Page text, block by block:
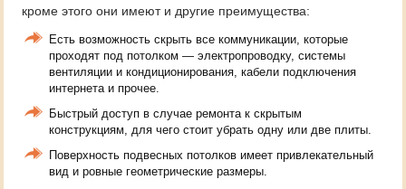
кроме этого они имеют и другие преимущества:
Есть возможность скрыть все коммуникации, которые
проходят под потолком — электропроводку, системы
вентиляции и кондиционирования, кабели подключения
интернета и прочее.
Быстрый доступ в случае ремонта к скрытым
конструкциям, для чего стоит убрать одну или две плиты.
Поверхность подвесных потолков имеет привлекательный
вид и ровные геометрические размеры.